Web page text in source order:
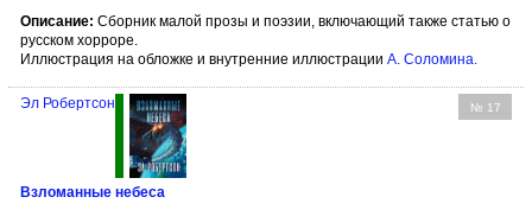
Описание: Сборник малой прозы и поэзии, включающий также статью о
русском хорроре.
Иллюстрация на обложке и внутренние иллюстрации А. Соломина
№ 17
Эл Робертсон
Взломанные небеса